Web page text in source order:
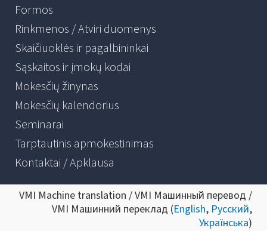
Formos
Rinkmenos / Atviri duomenys
Skaičiuoklės ir pagalbininkai
Sąskaitos ir įmokų kodai
Mokesčių žinynas
Mokesčių kalendorius
Seminarai
Tarptautinis apmokestinimas
Kontaktai / Apklausa
VMI Machine translation / VMI Машинный перевод /
VMI Машинний переклад (English, Русский,
Українська)